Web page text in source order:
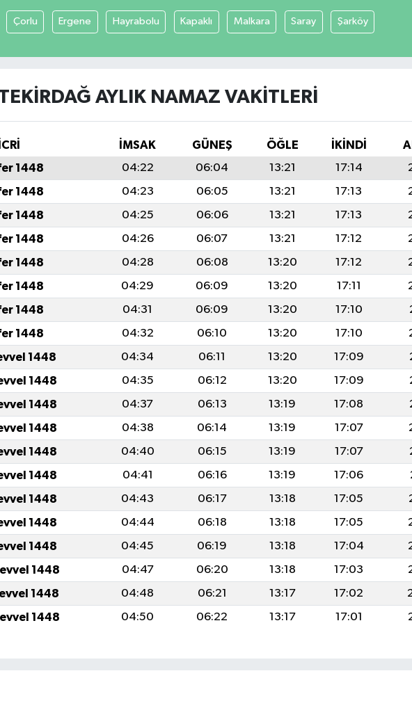
Çorlu Ergene Hayrabolu Kapaklı Malkara Saray Şarköy
AYLIK NAMAZ VAKITLERI
İMSAK GÜNEŞ ÖĞLE İKINDI
1448 04:22 06:04 13:21 17:14
1448 04:23 06:05 13:21 17:13
1448 04:25 06:06 13:21 17:13
1448 04:26 06:07 13:21 17:12
1448 04:28 06:08 13:20 17:12
1448 04:29 06:09 13:20 17:11
1448 04:31 06:09 13:20 17:10
1448 04:32 06:10 13:20 17:10
1448 04:34 06:11 13:20 17:09
1448 04:35 06:12 13:20 17:09
1448 04:37 06:13 13:19 17:08
1448 04:38 06:14 13:19 17:07
1448 04:40 06:15 13:19 17:07
1448 04:41 06:16 13:19 17:06
1448 04:43 06:17 13:18 17:05
1448 04:44 06:18 13:18 17:05
1448 04:45 06:19 13:18 17:04
1448 04:47 06:20 13:18 17:03
1448 04:48 06:21 13:17 17:02
1448 04:50 06:22 13:17 17:01